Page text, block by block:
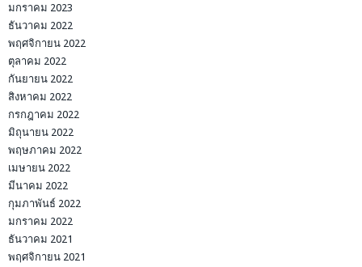
มกราคม 2023
ธันวาคม 2022
พฤศจิกายน 2022
ตุลาคม 2022
กันยายน 2022
สิงหาคม 2022
กรกฎาคม 2022
มิถุนายน 2022
พฤษภาคม 2022
เมษายน 2022
มีนาคม 2022
กุมภาพันธ์ 2022
มกราคม 2022
ธันวาคม 2021
พฤศจิกายน 2021